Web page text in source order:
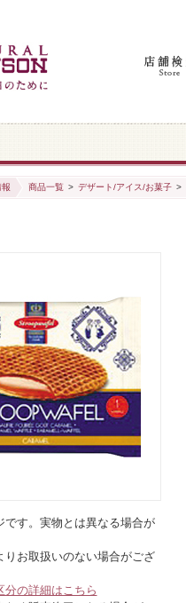
商品一覧 > デザート/アイス/お菓子 >
す。実物とは異なる場合が
お取扱いのない場合がござ
分の詳細はこちら